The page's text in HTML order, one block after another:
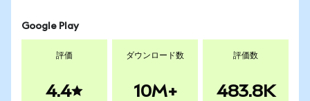
Google Play
評価
4.4
ダウンロード数
10M+
評価数
483.8K